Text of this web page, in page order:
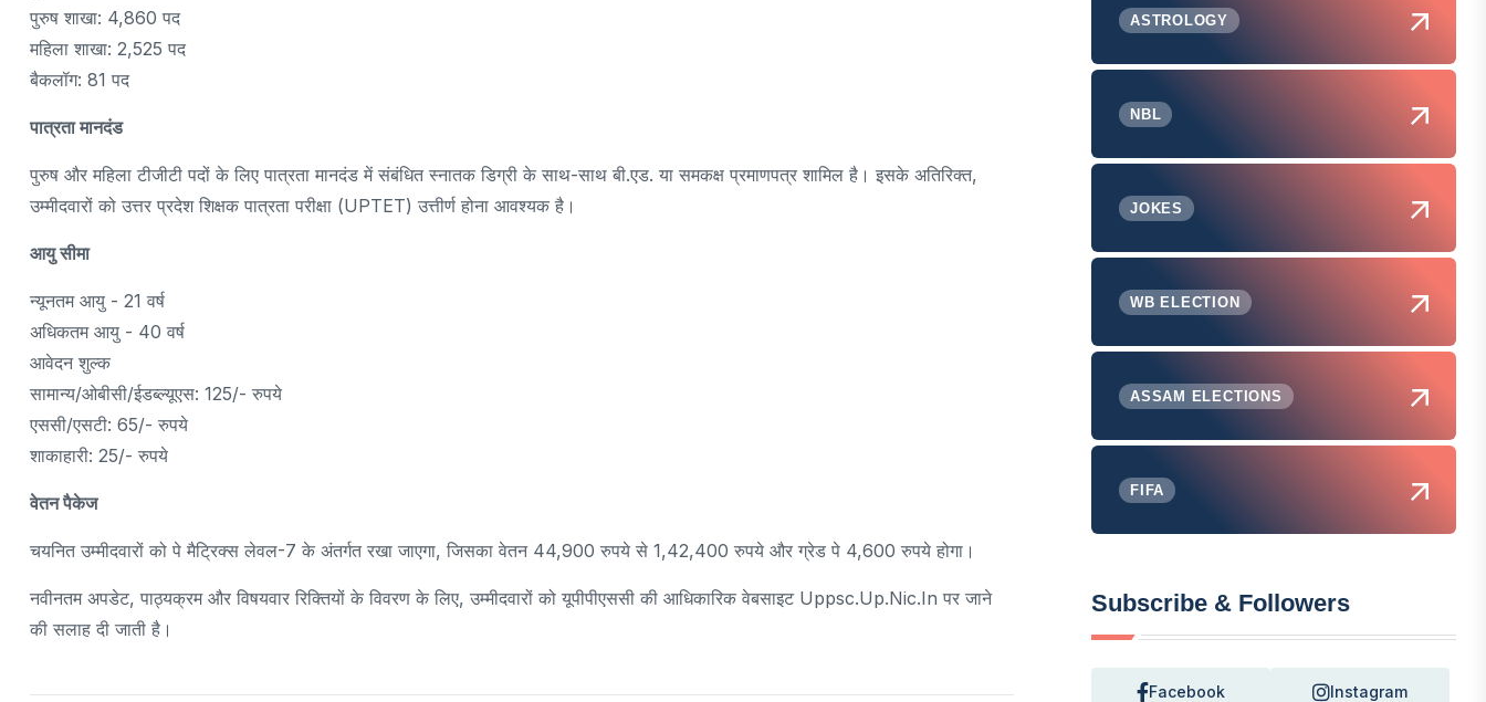
पुरुष शाखा: 4,860 पद
महिला शाखा: 2,525 पद
बैकलॉग: 81 पद
पात्रता मानदंड
पुरुष और महिला टीजीटी पदों के लिए पात्रता मानदंड में संबंधित स्नातक डिग्री के साथ-साथ बी.एड. या समकक्ष प्रमाणपत्र शामिल है। इसके अतिरिक्त,
उम्मीदवारों को उत्तर प्रदेश शिक्षक पात्रता परीक्षा (UPTET) उत्तीर्ण होना आवश्यक है।
आयु सीमा
न्यूनतम आयु - 21 वर्ष
अधिकतम आयु - 40 वर्ष
आवेदन शुल्क
सामान्य/ओबीसी/ईडब्ल्यूएस: 125/- रुपये
एससी/एसटी: 65/- रुपये
शाकाहारी: 25/- रुपये
वेतन पैकेज
चयनित उम्मीदवारों को पे मैट्रिक्स लेवल-7 के अंतर्गत रखा जाएगा, जिसका वेतन 44,900 रुपये से 1,42,400 रुपये और ग्रेड पे 4,600 रुपये होगा।
नवीनतम अपडेट, पाठ्यक्रम और विषयवार रिक्तियों के विवरण के लिए, उम्मीदवारों को यूपीपीएससी की आधिकारिक वेबसाइट Uppsc.up.nic.in पर जाने
की सलाह दी जाती है।
ASTROLOGY
NBL
JOKES
WB ELECTION
ASSAM ELECTIONS
FIFA
Subscribe & Followers
Facebook Instagram